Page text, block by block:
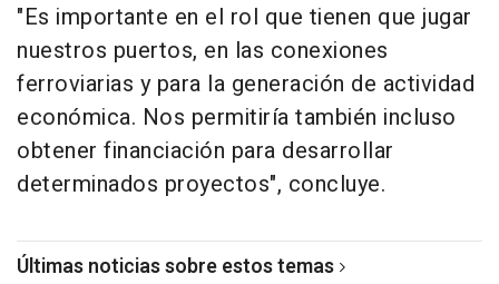
"Es importante en el rol que tienen que jugar
nuestros puertos, en las conexiones
ferroviarias y para la generación de actividad
económica. Nos permitiría también incluso
obtener financiación para desarrollar
determinados proyectos", concluye.
Últimas noticias sobre estos temas